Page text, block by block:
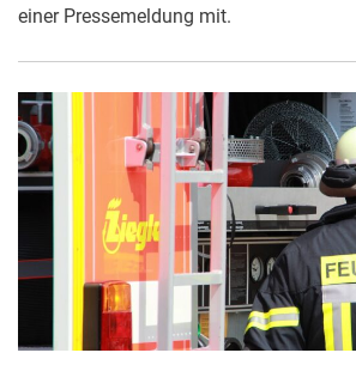
einer Pressemeldung mit.